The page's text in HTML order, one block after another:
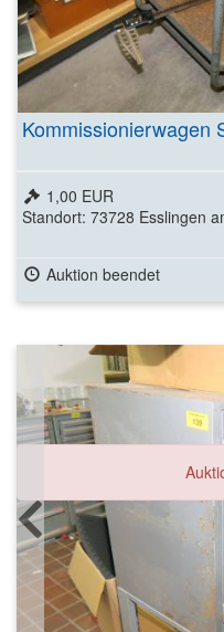
Kommissionierwagen
1,00 EUR
Standort: 73728 Esslingen
Auktion beendet